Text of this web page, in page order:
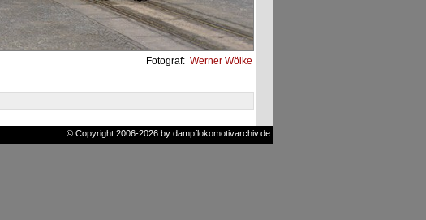
Fotograf: Werner Wölke
© Copyright 2006-2026 by dampflokomotivarchiv.de